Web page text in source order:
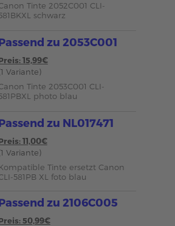
Tinte 2052C001 CLI-
schwarz
zu 2053C001
15,99€
Variante)
Tinte 2053C001 CLI-
photo blau
zu NL017471
11,00€
Variante)
Tinte ersetzt Canon
581PB XL foto blau
zu 2106C005
50,99€